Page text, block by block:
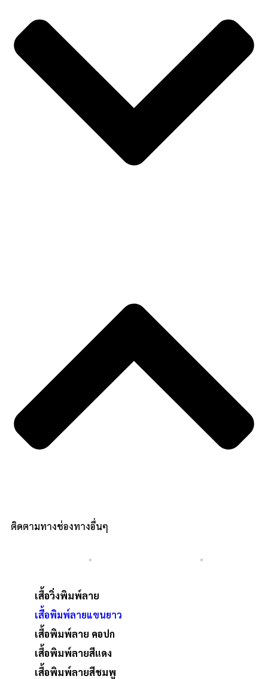
ติดตามทางช่องทางอื่นๆ
เสื้อวิ่งพิมพ์ลาย
เสื้อพิมพ์ลายแขนยาว
เสื้อพิมพ์ลาย คอปก
เสื้อพิมพ์ลายสีแดง
เสื้อพิมพ์ลายสีชมพู